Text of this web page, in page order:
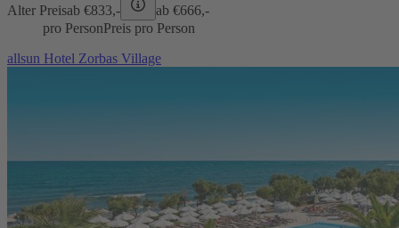
Alter Preisab €833,- ab €666,-
pro PersonPreis pro Person
allsun Hotel Zorbas Village